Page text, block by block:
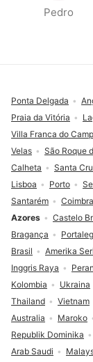
Pedro
Brasil Amerika
Inggris Raya
Kolombia
Ukraina
Thailand
Vietnam
Australia
Maroko
Republik Dominika
Arab Saudi
Lisboa Porto
Santarém
Coimbra
Azores
Castelo
Bragança
Ponta Delgada
Praia da Vitória
Villa Franca do
Velas
São Roque
Calheta
Santa